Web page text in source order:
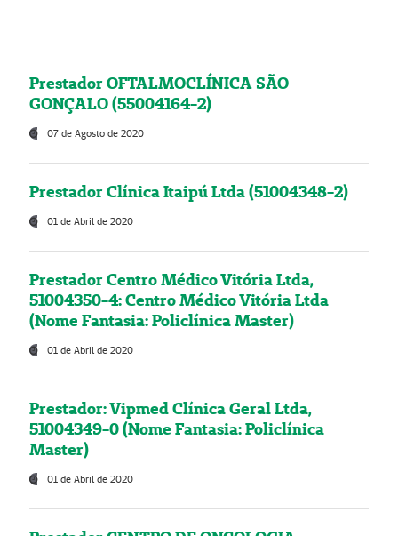
Prestador OFTALMOCLÍNICA SÃO
GONÇALO (55004164-2)
07 de Agosto de 2020
Prestador Clínica Itaipú Ltda (51004348-2)
01 de Abril de 2020
Prestador Centro Médico Vitória Ltda,
51004350-4: Centro Médico Vitória Ltda
(Nome Fantasia: Policlínica Master)
01 de Abril de 2020
Prestador: Vipmed Clínica Geral Ltda,
51004349-0 (Nome Fantasia: Policlínica
Master)
01 de Abril de 2020